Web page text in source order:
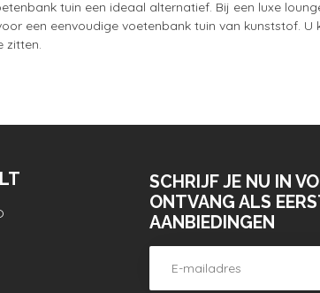
tuin een ideaal alternatief. Bij een luxe
een eenvoudige voetenbank tuin van kunststof.
zitten.
SCHRIJF JE NU IN
ONTVANG ALS
AANBIEDINGEN